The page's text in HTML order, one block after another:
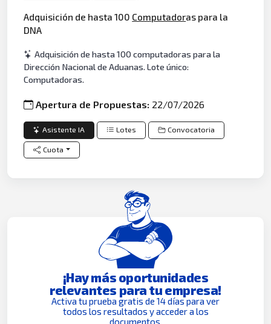
Adquisición de hasta 100 Computadoras para la
DNA
Adquisición de hasta 100 computadoras para la
Dirección Nacional de Aduanas. Lote único:
Computadoras.
Apertura de Propuestas: 22/07/2026
Asistente IA Lotes Convocatoria
Cuota
¡Hay más oportunidades
relevantes para tu empresa!
Activa tu prueba gratis de 14 días para ver
todos los resultados y acceder a los
documentos.